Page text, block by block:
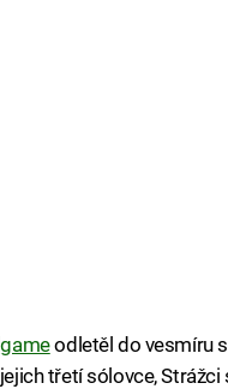
odletěl do vesmíru
třetí sólovce, Strážci